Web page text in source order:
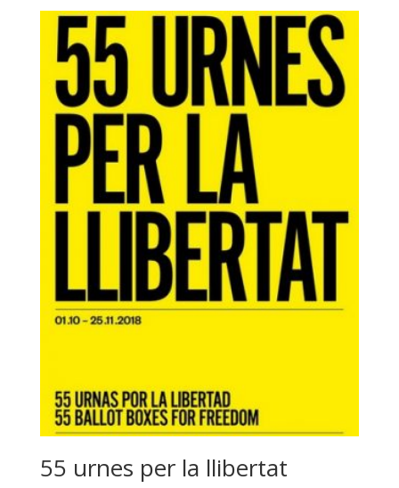
55 urnes per la llibertat